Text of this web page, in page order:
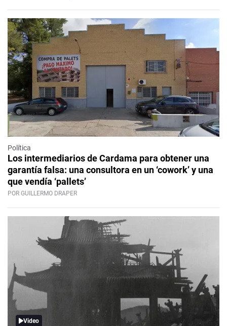
Política
Los intermediarios de Cardama para obtener una
garantía falsa: una consultora en un ‘cowork’ y una
que vendía ‘pallets’
POR GUILLERMO DRAPER
Video